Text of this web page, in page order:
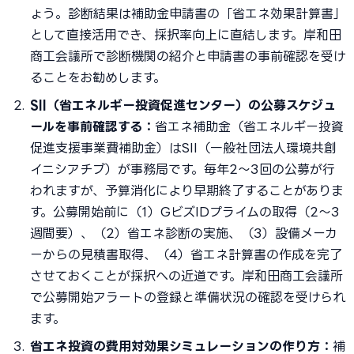
ょう。診断結果は補助金申請書の「省エネ効果計算書」
として直接活用でき、採択率向上に直結します。岸和田
商工会議所で診断機関の紹介と申請書の事前確認を受け
ることをお勧めします。
SII（省エネルギー投資促進センター）の公募スケジュ
ールを事前確認する： 省エネ補助金（省エネルギー投資
促進支援事業費補助金）はSII（一般社団法人環境共創
イニシアチブ）が事務局です。毎年2〜3回の公募が行
われますが、予算消化により早期終了することがありま
す。公募開始前に（1）GビズIDプライムの取得（2〜3
週間要）、（2）省エネ診断の実施、（3）設備メーカ
ーからの見積書取得、（4）省エネ計算書の作成を完了
させておくことが採択への近道です。岸和田商工会議所
で公募開始アラートの登録と準備状況の確認を受けられ
ます。
省エネ投資の費用対効果シミュレーションの作り方： 補